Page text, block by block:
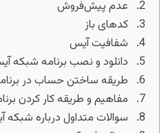
عدم پیش‌فروش
کد‌های باز
شفافیت آیس
دانلود و نصب برنامه شبکه
طریقه ساختن حساب در
مفاهیم و طریقه کار کردن
سوالات متداول درباره شبکه